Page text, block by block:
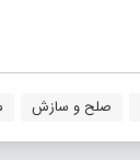
صلح و سازش